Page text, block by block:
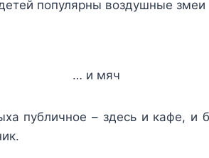
популярны воздушные змеи
… и мяч
публичное – здесь и кафе,